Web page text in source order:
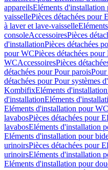
appareilsEléments d'installation
vaissellePièces détachées pour
à laver et lave-vaisselle
consoleAccessoiresPièces
d'installationPièces détachées
pour WCPièces détachées
WCAccessoiresPièces
détachées pour Pour paroisPour
détachées pour Pour systèmes
KombifixEléments d'installation
d'installationEléments
Eléments d'installation pour WC
lavabosPièces détachées pour
lavabosEléments d'installation
Eléments d'installation pour
urinoirsPièces détachées pour
urinoirsEléments d'installation
Eléments d'installation pour